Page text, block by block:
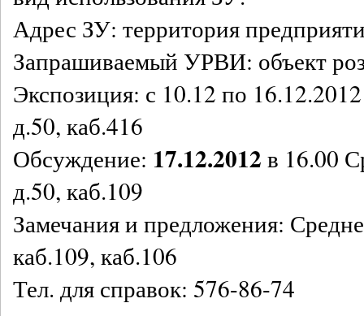
Адрес ЗУ: территория
Запрашиваемый УРВИ: объект
Экспозиция: с 10.12 по
д.50, каб.416
Обсуждение: 17.12.2012 в 16.00
д.50, каб.109
Замечания и предложения:
каб.109, каб.106
Тел. для справок: 576-86-74